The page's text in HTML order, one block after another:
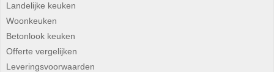
Landelijke keuken
Woonkeuken
Betonlook keuken
Offerte vergelijken
Leveringsvoorwaarden